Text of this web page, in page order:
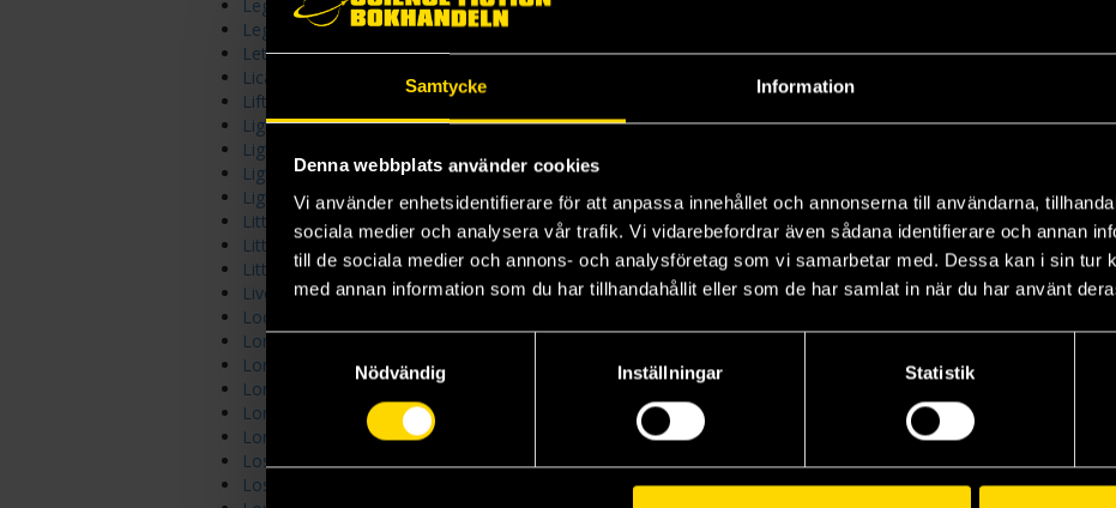
Samtycke Information
Denna webbplats använder cookies
Vi använder enhetsidentifierare för att anpassa innehållet och annonserna till användarna,
sociala medier och analysera vår trafik. Vi vidarebefordrar även sådana identifierare och annan
till de sociala medier och annons- och analysföretag som vi samarbetar med. Dessa kan i sin tur
med annan information som du har tillhandahållit eller som de har samlat in när du har använt
Samtyckesval
Nödvändig
Inställningar Statistik
Legender från Azurea
Legends & Lattes
Letters of Enchantment
Licanius Trilogy
Lift
Light
Lightbringer
Lightlark
Lightspeed
Little Brother
Little Mushroom
Little Thieves
Lives of Mayfair Witches
Lock In
Long London
Lord John Grey
Lord of Mysteries Novels
Lord of the Rings
Lore of the Wilds Duology
Losing Big
Lost Souls